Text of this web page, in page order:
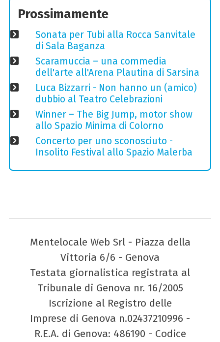
Prossimamente
Sonata per Tubi alla Rocca Sanvitale
di Sala Baganza
Scaramuccia – una commedia
dell'arte all'Arena Plautina di Sarsina
Luca Bizzarri - Non hanno un (amico)
dubbio al Teatro Celebrazioni
Winner – The Big Jump, motor show
allo Spazio Minima di Colorno
Concerto per uno sconosciuto -
Insolito Festival allo Spazio Malerba
Mentelocale Web Srl - Piazza della
Vittoria 6/6 - Genova
Testata giornalistica registrata al
Tribunale di Genova nr. 16/2005
Iscrizione al Registro delle
Imprese di Genova n.02437210996 -
R.E.A. di Genova: 486190 - Codice